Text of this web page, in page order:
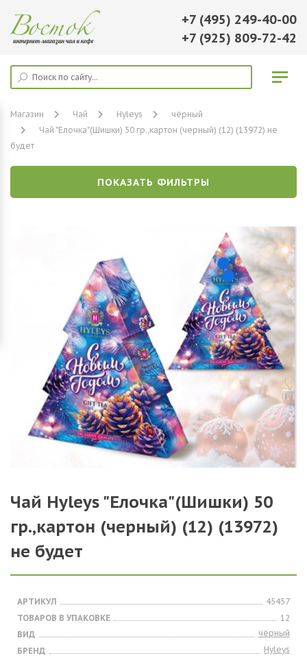
+7 (495) 249-40-00
+7 (925) 809-72-42
Магазин Чай Hyleys
чёрный
Чай "Елочка"(Шишки) 50 гр.,картон (черный) (12) (13972) не
будет
ПОКАЗАТЬ ФИЛЬТРЫ
Чай Hyleys "Елочка"(Шишки) 50
гр.,картон (черный) (12) (13972)
не будет
АРТИКУЛ
45457
ТОВАРОВ В УПАКОВКЕ
12
ВИД
чёрный
БРЕНД
Hyleys